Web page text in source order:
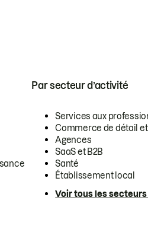
Par secteur d’activité
Services aux
Commerce de détail
Agences
SaaS et B2B
Santé
Établissement local
Voir tous les secteurs